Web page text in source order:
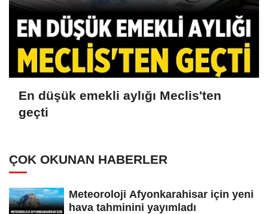
En düşük emekli aylığı Meclis'ten
geçti
ÇOK OKUNAN HABERLER
Meteoroloji Afyonkarahisar için yeni
hava tahminini yayımladı